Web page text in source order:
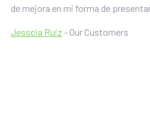
de mejora en mi forma de
Jesscia Ruiz - Our Customers